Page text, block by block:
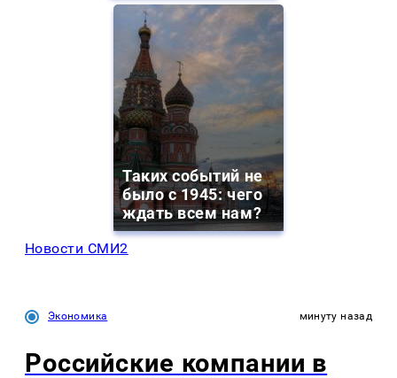
Таких событий не
было с 1945: чего
ждать всем нам?
Новости СМИ2
Экономика минуту назад
Российские компании в